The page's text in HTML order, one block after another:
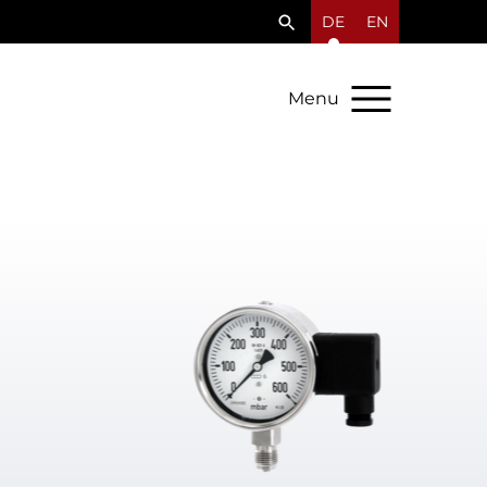
DE EN
Menu